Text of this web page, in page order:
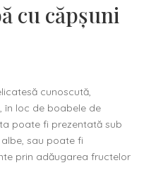
cu căpșuni
cunoscută,
în loc de boabele de
poate fi prezentată sub
sau poate fi
prin adăugarea fructelor